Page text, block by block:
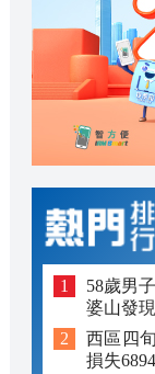
58歲男
婆山發
西區四
損失